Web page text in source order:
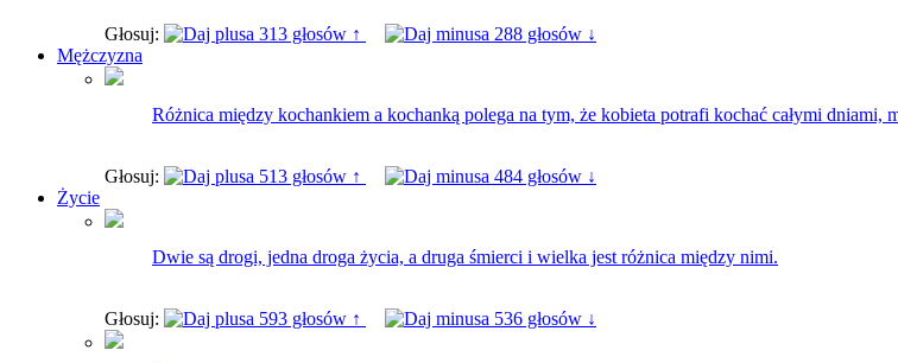
Głosuj: 313 głosów ↑
288 głosów ↓
Mężczyzna
Różnica między kochankiem a kochanką polega na tym, że kobieta potrafi kochać całymi dniami,
Głosuj: 513 głosów ↑
484 głosów ↓
Życie
Dwie są drogi, jedna droga życia, a druga śmierci i wielka jest różnica między nimi.
Głosuj: 593 głosów ↑ 536 głosów ↓